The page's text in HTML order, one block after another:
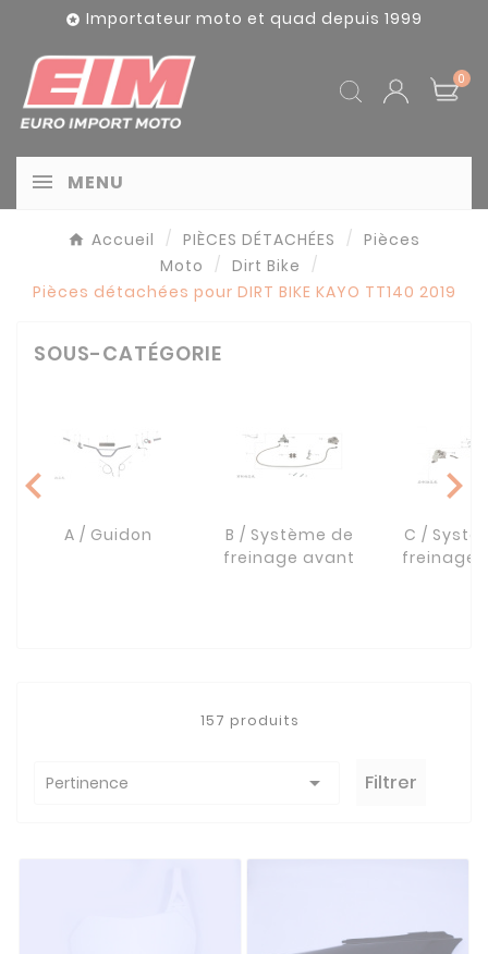
 Importateur moto et quad depuis 1999
0
MENU
Accueil PIÈCES DÉTACHÉES
Pièces
Moto
Dirt Bike
Pièces détachées pour DIRT BIKE KAYO TT140 2019
SOUS-CATÉGORIE
chevron_left
A / Guidon
B / Système de
freinage avant
C /
freinage
chevron_right
157 produits
Pertinence  Filtrer
Panneau de gestion des cookies